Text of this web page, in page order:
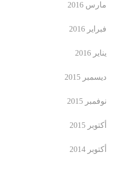
مارس 2016
فبراير 2016
يناير 2016
ديسمبر 2015
نوفمبر 2015
أكتوبر 2015
أكتوبر 2014